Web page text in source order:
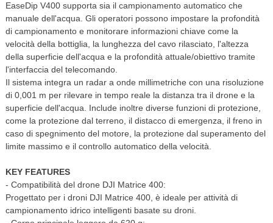
EaseDip V400 supporta sia il campionamento automatico che
manuale dell'acqua. Gli operatori possono impostare la profondità
di campionamento e monitorare informazioni chiave come la
velocità della bottiglia, la lunghezza del cavo rilasciato, l'altezza
della superficie dell'acqua e la profondità attuale/obiettivo tramite
l'interfaccia del telecomando.
Il sistema integra un radar a onde millimetriche con una risoluzione
di 0,001 m per rilevare in tempo reale la distanza tra il drone e la
superficie dell'acqua. Include inoltre diverse funzioni di protezione,
come la protezione dal terreno, il distacco di emergenza, il freno in
caso di spegnimento del motore, la protezione dal superamento del
limite massimo e il controllo automatico della velocità.
KEY FEATURES
- Compatibilità del drone DJI Matrice 400:
Progettato per i droni DJI Matrice 400, è ideale per attività di
campionamento idrico intelligenti basate su droni.